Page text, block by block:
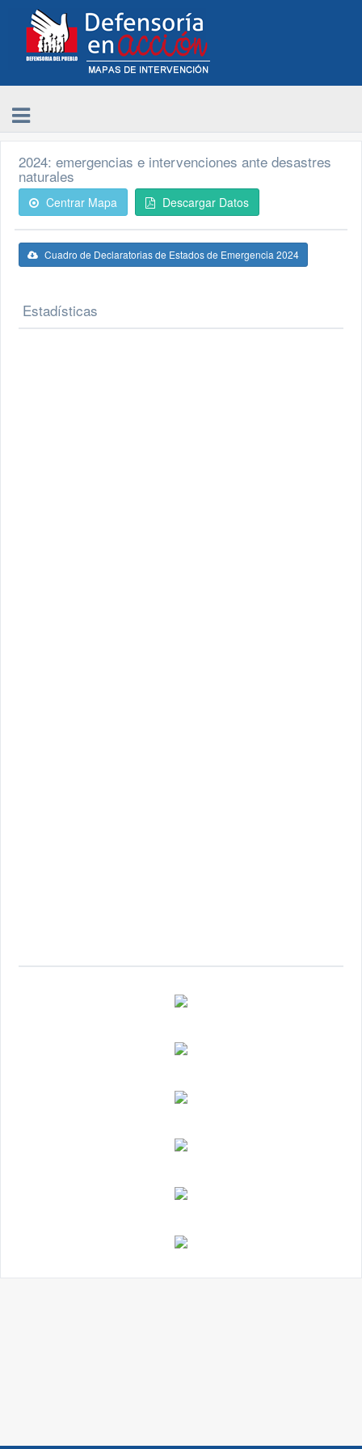
2024: emergencias e intervenciones ante desastres
naturales
Centrar Mapa Descargar Datos
Cuadro de Declaratorias de Estados de Emergencia 2024
Estadísticas